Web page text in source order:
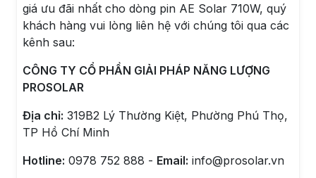
giá ưu đãi nhất cho dòng pin AE Solar 710W, quý
khách hàng vui lòng liên hệ với chúng tôi qua các
kênh sau:
CÔNG TY CỔ PHẦN GIẢI PHÁP NĂNG LƯỢNG
PROSOLAR
Địa chỉ: 319B2 Lý Thường Kiệt, Phường Phú Thọ,
TP Hồ Chí Minh
Hotline: 0978 752 888 - Email: info@prosolar.vn